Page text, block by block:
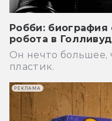
Робби:
робота в
Он нечто большее,
пластик.
РЕКЛАМА